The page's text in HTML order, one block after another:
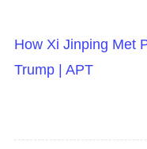
How Xi Jinping Met
Trump | APT